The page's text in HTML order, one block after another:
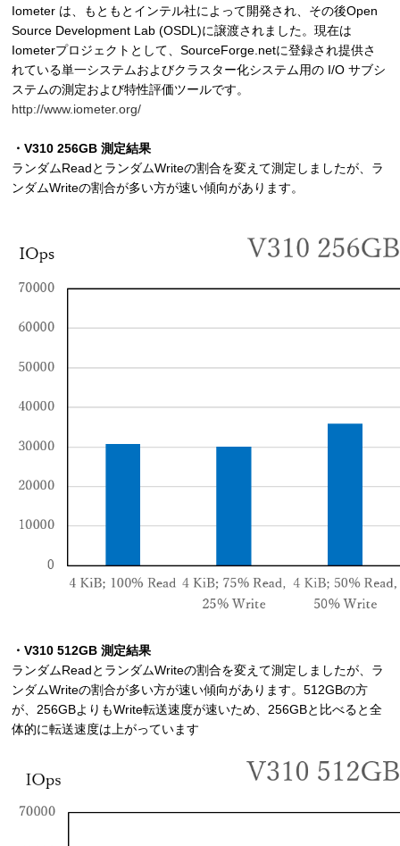
Iometer は、もともとインテル社によって開発され、その後Open
Source Development Lab (OSDL)に譲渡されました。現在は
Iometerプロジェクトとして、SourceForge.netに登録され提供さ
れている単一システムおよびクラスター化システム用の I/O サブシ
ステムの測定および特性評価ツールです。
http://www.iometer.org/
・V310 256GB 測定結果
ランダムReadとランダムWriteの割合を変えて測定しましたが、ラ
ンダムWriteの割合が多い方が速い傾向があります。
・V310 512GB 測定結果
ランダムReadとランダムWriteの割合を変えて測定しましたが、ラ
ンダムWriteの割合が多い方が速い傾向があります。512GBの方
が、256GBよりもWrite転送速度が速いため、256GBと比べると全
体的に転送速度は上がっています